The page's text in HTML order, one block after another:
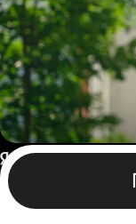
Пеший
Бизнесу